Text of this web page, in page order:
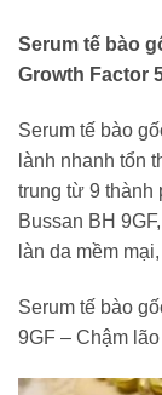
Serum tế bào
Growth Factor
Serum tế bào
lành nhanh tổn
trung từ 9 thành
Bussan BH
làn da mềm
Serum tế bào
9GF – Chậm